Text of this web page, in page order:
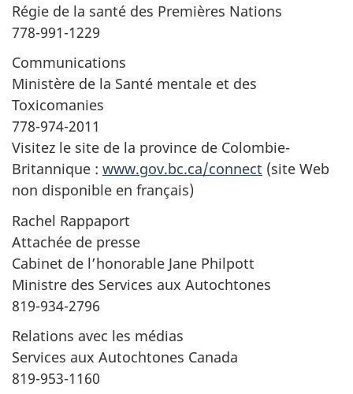
Régie de la santé des Premières Nations
778-991-1229
Communications
Ministère de la Santé mentale et des
Toxicomanies
778-974-2011
Visitez le site de la province de Colombie-
Britannique : www.gov.bc.ca/connect (site Web
non disponible en français)
Rachel Rappaport
Attachée de presse
Cabinet de l’honorable Jane Philpott
Ministre des Services aux Autochtones
819-934-2796
Relations avec les médias
Services aux Autochtones Canada
819-953-1160